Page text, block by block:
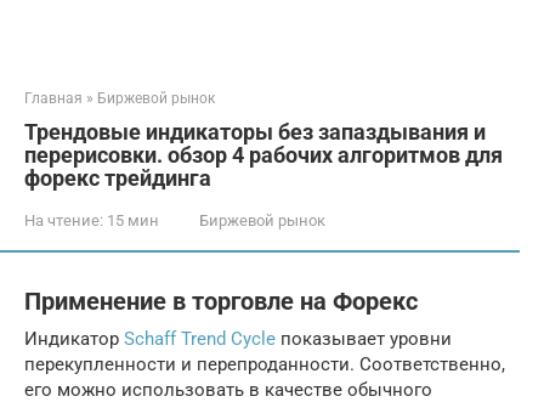
Главная » Биржевой рынок
Трендовые индикаторы без запаздывания и
перерисовки. обзор 4 рабочих алгоритмов для
форекс трейдинга
На чтение: 15 мин Биржевой рынок
Применение в торговле на Форекс
Индикатор Schaff Trend Cycle показывает уровни
перекупленности и перепроданности. Соответственно,
его можно использовать в качестве обычного